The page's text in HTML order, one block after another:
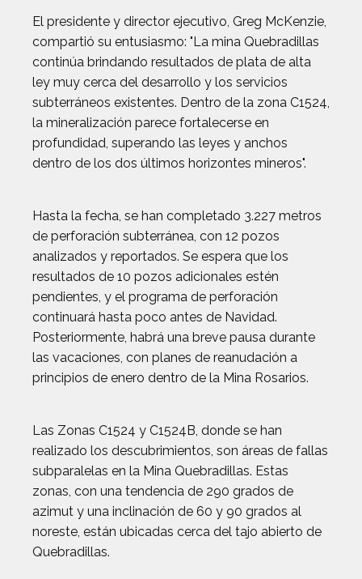
El presidente y director ejecutivo, Greg McKenzie,
compartió su entusiasmo: "La mina Quebradillas
continúa brindando resultados de plata de alta
ley muy cerca del desarrollo y los servicios
subterráneos existentes. Dentro de la zona C1524,
la mineralización parece fortalecerse en
profundidad, superando las leyes y anchos
dentro de los dos últimos horizontes mineros".
Hasta la fecha, se han completado 3.227 metros
de perforación subterránea, con 12 pozos
analizados y reportados. Se espera que los
resultados de 10 pozos adicionales estén
pendientes, y el programa de perforación
continuará hasta poco antes de Navidad.
Posteriormente, habrá una breve pausa durante
las vacaciones, con planes de reanudación a
principios de enero dentro de la Mina Rosarios.
Las Zonas C1524 y C1524B, donde se han
realizado los descubrimientos, son áreas de fallas
subparalelas en la Mina Quebradillas. Estas
zonas, con una tendencia de 290 grados de
azimut y una inclinación de 60 y 90 grados al
noreste, están ubicadas cerca del tajo abierto de
Quebradillas.